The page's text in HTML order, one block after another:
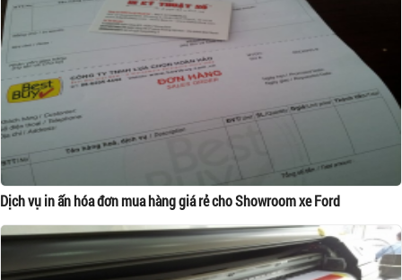
Dịch vụ in ấn hóa đơn mua hàng giá rẻ cho Showroom xe Ford